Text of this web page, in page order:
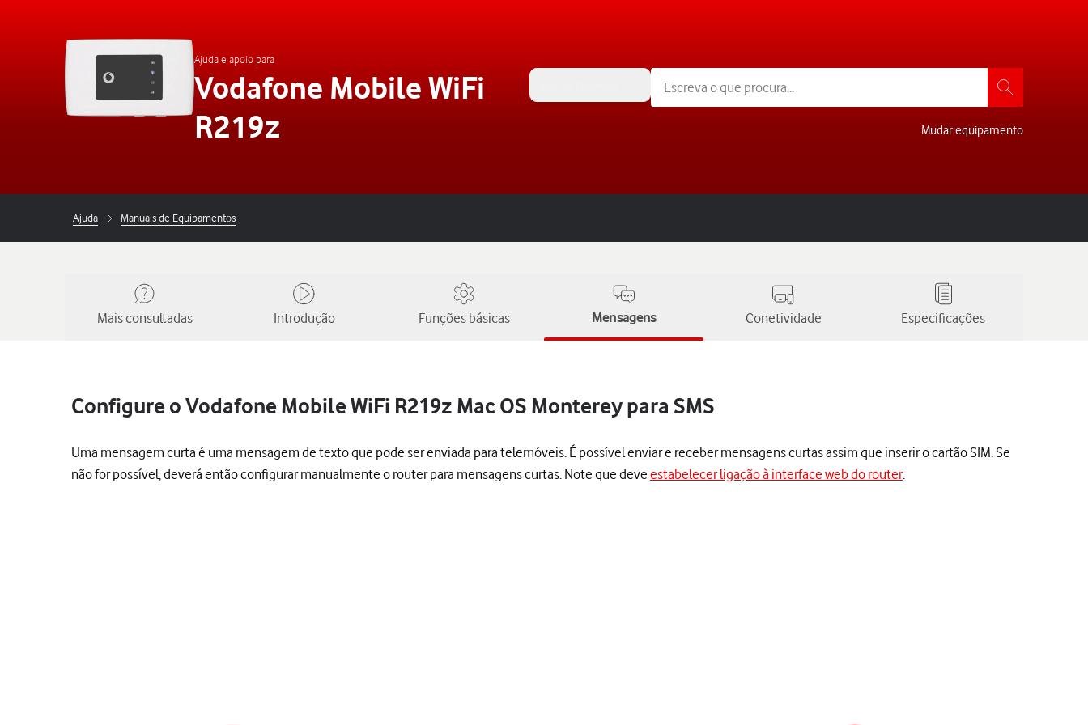
Ajuda e apoio para
Vodafone Mobile WiFi
R219z
Mudar equipamento
Ajuda Manuais de Equipamentos
Mais consultadas Introdução Funções básicas Mensagens Conetividade Especificações
Configure o Vodafone Mobile WiFi R219z Mac OS Monterey para SMS
Uma mensagem curta é uma mensagem de texto que pode ser enviada para telemóveis. É possível enviar e receber mensagens curtas assim que inserir o cartão SIM. Se
não for possível, deverá então configurar manualmente o router para mensagens curtas. Note que deveestabelecer ligação à interface web do router.